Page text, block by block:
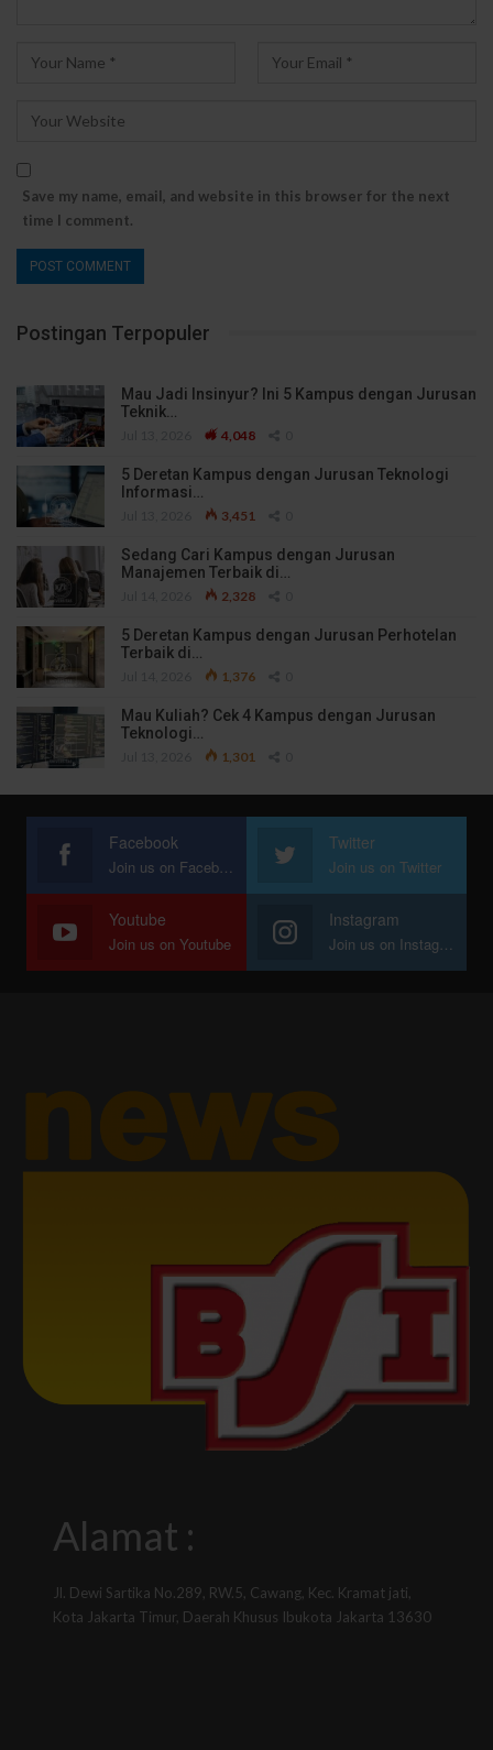
Save my name, email, and website in this browser for the next
time I comment.
Postingan Terpopuler
Mau Jadi Insinyur? Ini 5 Kampus dengan Jurusan
Teknik…
4,048
5 Deretan Kampus dengan Jurusan Teknologi
Informasi…
3,451
Sedang Cari Kampus dengan Jurusan
Manajemen Terbaik di…
2,328
5 Deretan Kampus dengan Jurusan Perhotelan
Terbaik di…
1,376
Mau Kuliah? Cek 4 Kampus dengan Jurusan
Teknologi…
1,301
Facebook Twitter
Join us on Twitter
Youtube
Join us on Youtube
Instagram
Alamat :
Jl. Dewi Sartika No.289, RW.5, Cawang, Kec. Kramat jati,
Kota Jakarta Timur, Daerah Khusus Ibukota Jakarta 13630